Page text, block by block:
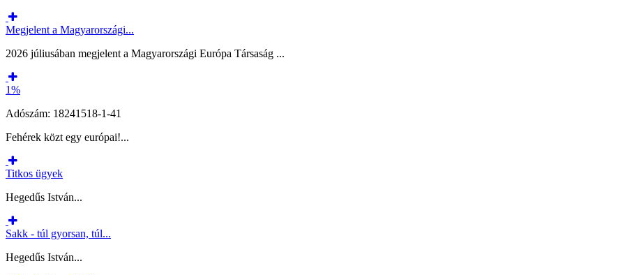
Megjelent a Magyarországi...
2026 júliusában megjelent a Magyarországi Európa Társaság ...
1%
Adószám: 18241518-1-41
Fehérek közt egy európai!...
Titkos ügyek
Hegedűs István...
Sakk - túl gyorsan, túl...
Hegedűs István...